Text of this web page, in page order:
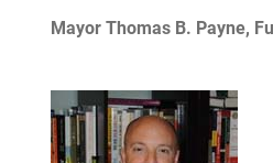
Mayor Thomas B. Payne,